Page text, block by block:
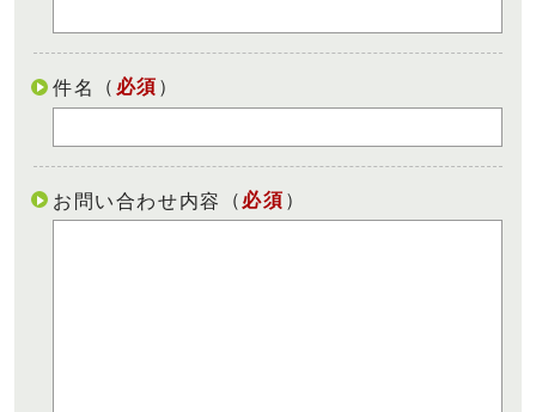
件名 （ 必須 ）
お問い合わせ内容 （ 必須 ）